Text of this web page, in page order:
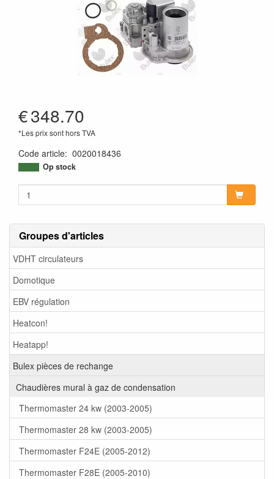
Groupes d'articles
VDHT circulateurs
Domotique
EBV régulation
Heatcon!
Heatapp!
Bulex pièces de rechange
Chaudières mural à gaz de condensation
Thermomaster 24 kw (2003-2005)
Thermomaster 28 kw (2003-2005)
Thermomaster F24E (2005-2012)
Thermomaster F28E (2005-2010)
€348.70
*Les prix sont hors TVA
Code article: 0020018436
Op stock